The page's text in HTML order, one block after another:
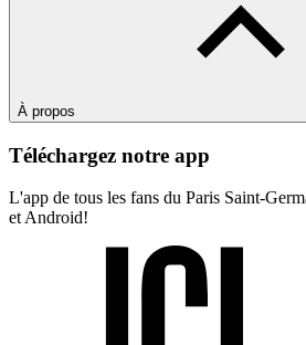
À propos
Téléchargez notre app
L'app de tous les fans du Paris Saint-
et Android!